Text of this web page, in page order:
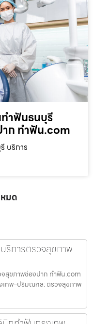
ำฟันธนบุรี
ก ทำฟัน.com
บริการ
มด
การตรวจสุขภาพ
สุขภาพช่องปาก ทำฟัน.com
ทพ–ปริมณฑล: ตรวจสุขภาพ